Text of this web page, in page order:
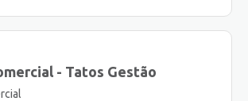
- Tatos Gestão